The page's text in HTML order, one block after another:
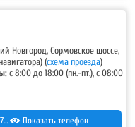
Новгород, Сормовское шоссе,
(схема проезда)
с 8:00 до 18:00 (пн.-пт.), с 08:00
+7 (831) 275-92-22 ,+7 (831) 228-01-08
Показать телефон